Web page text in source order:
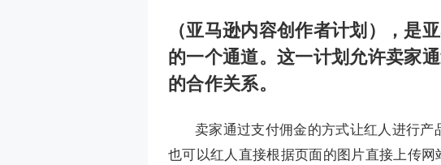
（亚马逊内容创作者计划），是
的一个通道。这一计划允许卖家
的合作关系。
卖家通过支付佣金的方式让红人进行产
也可以红人直接根据页面的图片直接上传网